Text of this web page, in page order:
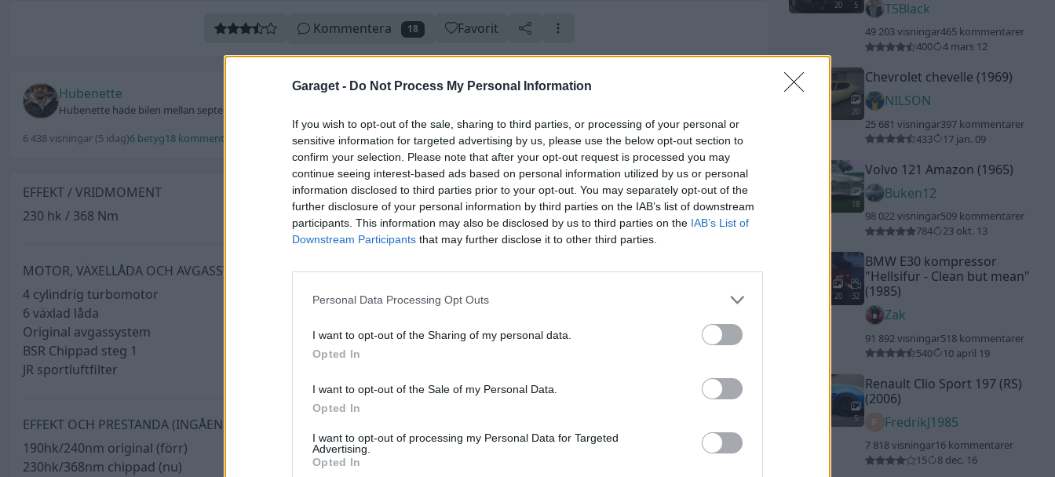
Garaget - Do Not Process My Personal Information
If you wish to opt-out of the sale, sharing to third parties, or processing of your personal or
sensitive information for targeted advertising by us, please use the below opt-out section to
confirm your selection. Please note that after your opt-out request is processed you may
continue seeing interest-based ads based on personal information utilized by us or personal
information disclosed to third parties prior to your opt-out. You may separately opt-out of the
further disclosure of your personal information by third parties on the IAB’s list of downstream
participants. This information may also be disclosed by us to third parties on the IAB’s List of
Downstream Participants that may further disclose it to other third parties.
Personal Data Processing Opt Outs
I want to opt-out of the Sharing of my personal data.
Opted In
I want to opt-out of the Sale of my Personal Data.
Opted In
I want to opt-out of processing my Personal Data for Targeted
Advertising.
Opted In
Kommentera 18 Favorit
Hubenette
Hubenette hade bilen mellan september 2015 och februari 2016 (såld)
6 438 visningar (5 idag)6 betyg18 kommentarer Uppdaterad 20 februari 2016Skapad 16 september 2015
EFFEKT / VRIDMOMENT
230 hk / 368 Nm
MOTOR, VÄXELLÅDA OCH AVGASSYSTEM
4 cylindrig turbomotor
6 växlad låda
Original avgassystem
BSR Chippad steg 1
JR sportluftfilter
EFFEKT OCH PRESTANDA (INGÅENDE)
190hk/240nm original (förr)
230hk/368nm chippad (nu)
20 5 T5Black
49 203 visningar465 kommentarer
400
4 mars 12
20
Chevrolet chevelle (1969)
NILSON
25 681 visningar397 kommentarer
433
17 jan. 09
18
Volvo 121 Amazon (1965)
Buken12
98 022 visningar509 kommentarer
784
23 okt. 13
20 32
BMW E30 kompressor
"Hellsifur - Clean but mean"
(1985)
Zak
91 892 visningar518 kommentarer
540
10 april 19
5
Renault Clio Sport 197 (RS)
(2006)
FredrikJ1985
7 818 visningar16 kommentarer
15
8 dec. 16